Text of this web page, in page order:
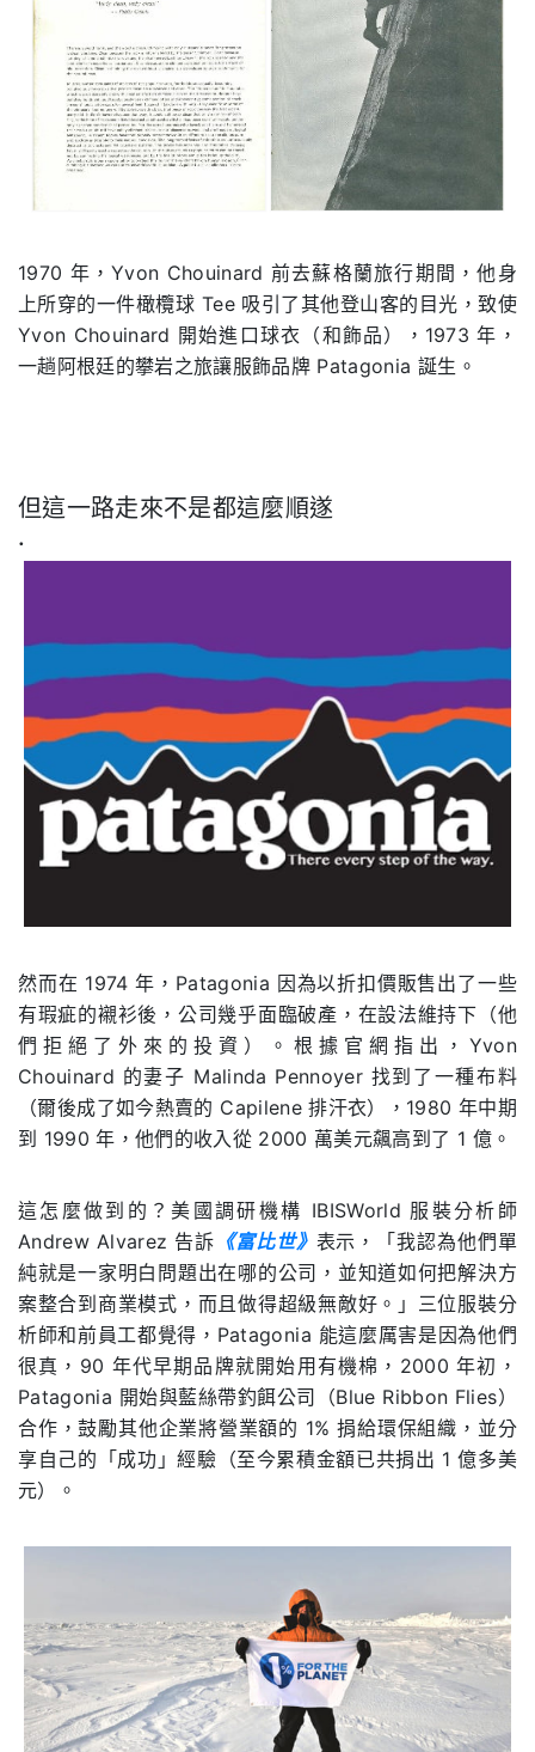
1970 年，Yvon Chouinard 前去蘇格蘭旅行期間，他身
上所穿的一件橄欖球 Tee 吸引了其他登山客的目光，致使
Yvon Chouinard 開始進口球衣（和飾品），1973 年，
一趟阿根廷的攀岩之旅讓服飾品牌 Patagonia 誕生。
但這一路走來不是都這麼順遂
.
然而在 1974 年，Patagonia 因為以折扣價販售出了一些
有瑕疵的襯衫後，公司幾乎面臨破產，在設法維持下（他
們拒絕了外來的投資）。根據官網指出，Yvon
Chouinard 的妻子 Malinda Pennoyer 找到了一種布料
（爾後成了如今熱賣的 Capilene 排汗衣），1980 年中期
到 1990 年，他們的收入從 2000 萬美元飆高到了 1 億。
這怎麼做到的？美國調研機構 IBISWorld 服裝分析師
Andrew Alvarez 告訴 《富比世》 表示，「我認為他們單
純就是一家明白問題出在哪的公司，並知道如何把解決方
案整合到商業模式，而且做得超級無敵好。」三位服裝分
析師和前員工都覺得，Patagonia 能這麼厲害是因為他們
很真，90 年代早期品牌就開始用有機棉，2000 年初，
Patagonia 開始與藍絲帶釣餌公司（Blue Ribbon Flies）
合作，鼓勵其他企業將營業額的 1% 捐給環保組織，並分
享自己的「成功」經驗（至今累積金額已共捐出 1 億多美
元）。